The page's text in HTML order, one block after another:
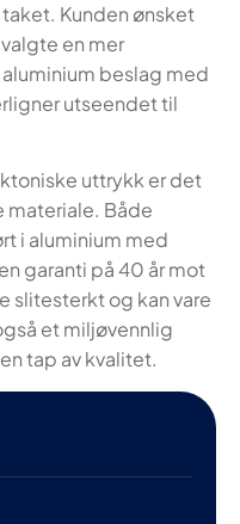
Kunden ønsket
en mer
beslag med
utseendet til
uttrykk er det
materiale. Både
i aluminium med
garanti på 40 år mot
slitesterkt og kan vare
et miljøvennlig
tap av kvalitet.